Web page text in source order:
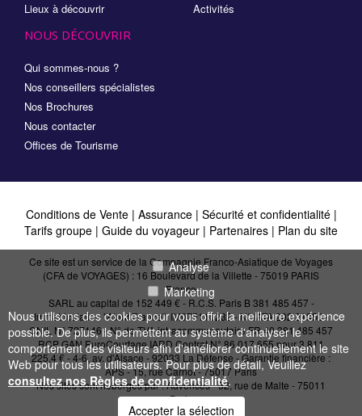
Lieux à découvrir
Activités
NOUS DÉCOUVRIR
Qui sommes-nous ?
Nos conseillers spécialistes
Nos Brochures
Nous contacter
Offices de Tourisme
Conditions de Vente| Assurance | Sécurité et confidentialité|
Tarifs groupe | Guide du voyageur | Partenaires | Plan du site
Ce site est un service de la Compagnie Franco-Asiatique de Voyages
(CFA de VOYAGES) : 16 Boulevard de la Villette - 75019 PARIS
France
SARL au capital de 152 449 € - R.C.S. Paris B 381 485 457 -
Immatriculation "Atout France": IM075110232 - N° IATA 202 21950 -
CNIL N° 727146 - N° de TVA intracommunautaire FR 40 381 485 457
RCP GAN EuroCourtage IARD Contrat N° 86.017.655 pour 3 811
225,4 € - 4-6, av. d'Alsace - 92033 La Défense - Garantie financière :
APS - 15, rue Carnot - 75017 Paris
Nos sites sont hébergés par :Advences - 52, rue de Malte - 75011
Paris
Analyse
Marketing
Nous utilisons des cookies pour vous offrir la meilleure expérience
possible. De plus, ils permettent au système d'analyser le
comportement des visiteurs afin d'améliorer continuellement le site
Web pour tous les utilisateurs. Pour plus de détail, Veuillez
consultez nos Règles de confidentialité.
Accepter la sélection